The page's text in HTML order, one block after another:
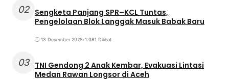
02 Sengketa Panjang SPR–KCL Tuntas,
Pengelolaan Blok Langgak Masuk Babak Baru
13 Desember 2025•1.081 Dilihat
03 TNI Gendong 2 Anak Kembar, Evakuasi Lintasi
Medan Rawan Longsor di Aceh